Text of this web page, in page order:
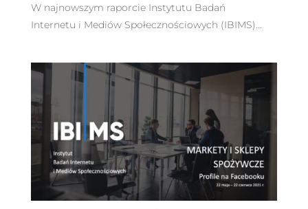
W najnowszym raporcie Instytutu Badań
Internetu i Mediów Społecznościowych (IBIMS)...